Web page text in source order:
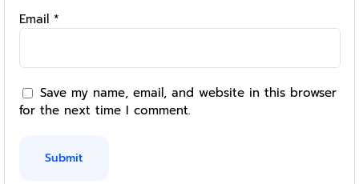
Email *
Save my name, email, and website in this browser
for the next time I comment.